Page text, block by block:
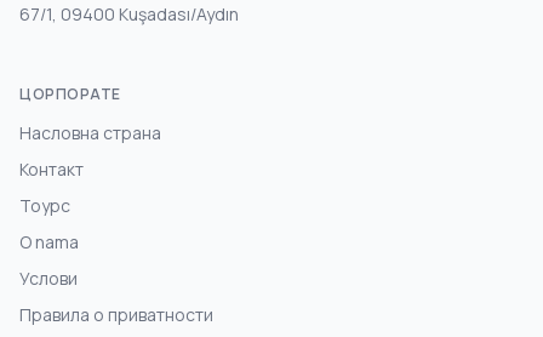
67/1, 09400 Kuşadası/Aydın
ЦОРПОРАТЕ
Насловна страна
Контакт
Тоурс
O nama
Услови
Правила о приватности